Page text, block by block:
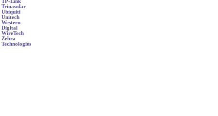
TP-Link
Trinasolar
Ubiquiti
Unitech
Western
Digital
WireTech
Zebra
Technologies